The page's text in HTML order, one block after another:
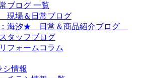
ブログ 一覧
現場＆日常ブログ
海汐★ 日常＆商品紹介ブログ
タッフブログ
フォームコラム
シ情報